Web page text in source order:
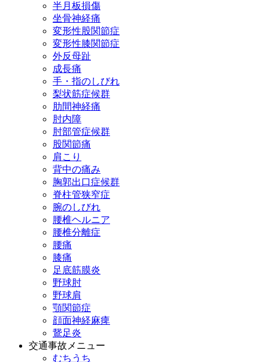
半月板損傷
坐骨神経痛
変形性股関節症
変形性膝関節症
外反母趾
成長痛
手・指のしびれ
梨状筋症候群
肋間神経痛
肘内障
肘部管症候群
股関節痛
肩こり
背中の痛み
胸郭出口症候群
脊柱管狭窄症
腕のしびれ
腰椎ヘルニア
腰椎分離症
腰痛
膝痛
足底筋膜炎
野球肘
野球肩
顎関節症
顔面神経麻痺
鵞足炎
交通事故メニュー
むちうち